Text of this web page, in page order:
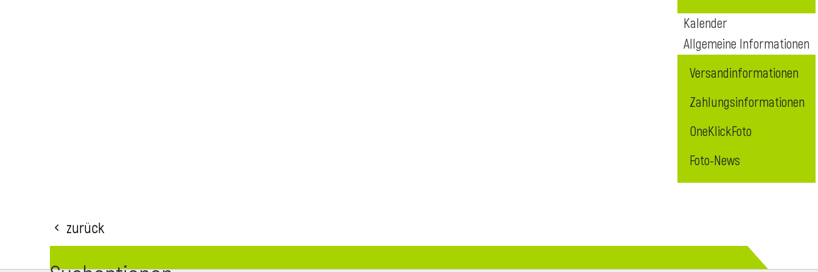
Kalender
Allgemeine Informationen
Versandinformationen
Zahlungsinformationen
OneKlickFoto
Foto-News
Zurück